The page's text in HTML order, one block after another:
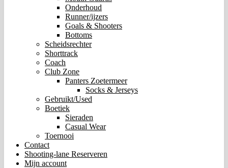
Onderhoud
Runner/ijzers
Goals & Shooters
Bottoms
Scheidsrechter
Shorttrack
Coach
Club Zone
Panters Zoetermeer
Socks & Jerseys
Gebruikt/Used
Boetiek
Sieraden
Casual Wear
Toernooi
Contact
Shooting-lane Reserveren
Mijn account